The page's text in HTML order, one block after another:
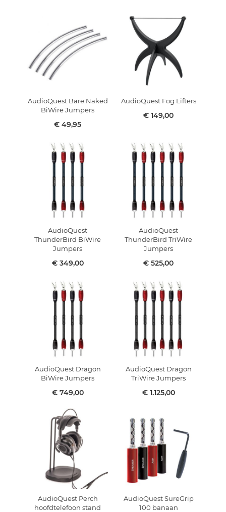
AudioQuest Bare Naked
BiWire Jumpers
€ 49,95
AudioQuest Fog Lifters
€ 149,00
AudioQuest
ThunderBird BiWire
Jumpers
€ 349,00
AudioQuest
ThunderBird TriWire
Jumpers
€ 525,00
AudioQuest Dragon
BiWire Jumpers
€ 749,00
AudioQuest Dragon
TriWire Jumpers
€ 1.125,00
AudioQuest Perch
hoofdtelefoon stand
AudioQuest SureGrip
100 banaan